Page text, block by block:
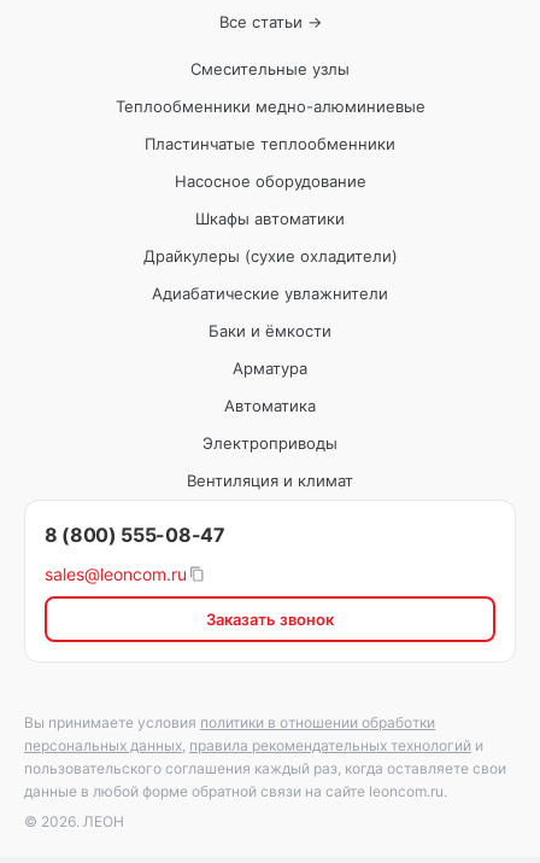
Все статьи →
Смесительные узлы
Теплообменники медно-алюминиевые
Пластинчатые теплообменники
Насосное оборудование
Шкафы автоматики
Драйкулеры (сухие охладители)
Адиабатические увлажнители
Баки и ёмкости
Арматура
Автоматика
Электроприводы
Вентиляция и климат
8 (800) 555-08-47
sales@leoncom.ru
Заказать звонок
Вы принимаете условия политики в отношении обработки
персональных данных, правила рекомендательных технологий и
пользовательского соглашения каждый раз, когда оставляете свои
данные в любой форме обратной связи на сайте leoncom.ru.
© 2026. ЛЕОН